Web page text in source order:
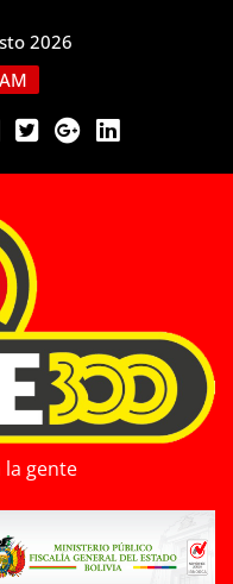
2026
la gente